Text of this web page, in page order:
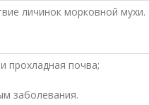
личинок морковной мухи.
прохладная почва;
заболевания.